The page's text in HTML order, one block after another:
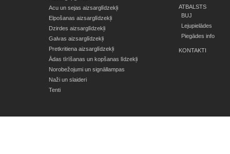
Acu un sejas aizsarglīdzekļi
Elpošanas aizsarglīdzekļi
Dzirdes aizsarglīdzekļi
Galvas aizsarglīdzekļi
Pretkritiena aizsarglīdzekļi
Ādas tīrīšanas un kopšanas līdzekļi
Norobežojumi un signāllampas
Naži un slaideri
Tenti
ATBALSTS
BUJ
Lejupielādes
Piegādes info
KONTAKTI